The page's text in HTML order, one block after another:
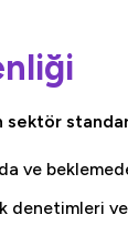
sektör
ve
denetimleri